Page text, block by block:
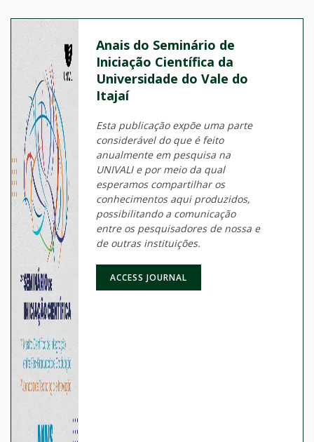
Anais do Seminário de
Iniciação Científica da
Universidade do Vale do
Itajaí
Esta publicação expõe uma parte
considerável do que é feito
anualmente em pesquisa na
UNIVALI e por meio da qual
esperamos compartilhar os
conhecimentos aqui produzidos,
possibilitando a comunicação
entre os pesquisadores de nossa e
de outras instituições.
ACCESS JOURNAL